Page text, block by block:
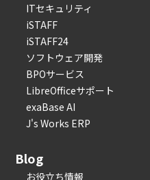
ITセキュリティ
iSTAFF
iSTAFF24
ソフトウェア開発
BPOサービス
LibreOfficeサポート
exaBase AI
J's Works ERP
Blog
お役立ち情報